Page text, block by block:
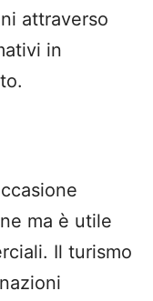
attraverso
in
ma è utile
Il turismo